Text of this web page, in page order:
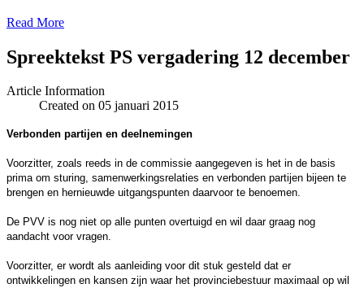
Read More
Spreektekst PS vergadering 12 december
Article Information
Created on 05 januari 2015
Verbonden partijen en deelnemingen
Voorzitter, zoals reeds in de commissie aangegeven is het in de basis
prima om sturing, samenwerkingsrelaties en verbonden partijen bijeen te
brengen en hernieuwde uitgangspunten daarvoor te benoemen.
De PVV is nog niet op alle punten overtuigd en wil daar graag nog
aandacht voor vragen.
Voorzitter, er wordt als aanleiding voor dit stuk gesteld dat er
ontwikkelingen en kansen zijn waar het provinciebestuur maximaal op wil